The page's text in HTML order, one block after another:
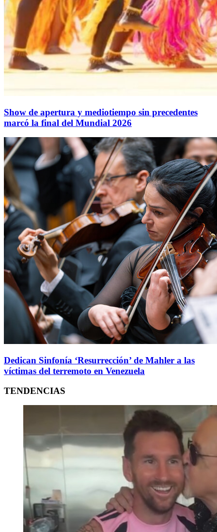
Show de apertura y mediotiempo sin precedentes
marcó la final del Mundial 2026
Dedican Sinfonía ‘Resurrección’ de Mahler a las
víctimas del terremoto en Venezuela
TENDENCIAS